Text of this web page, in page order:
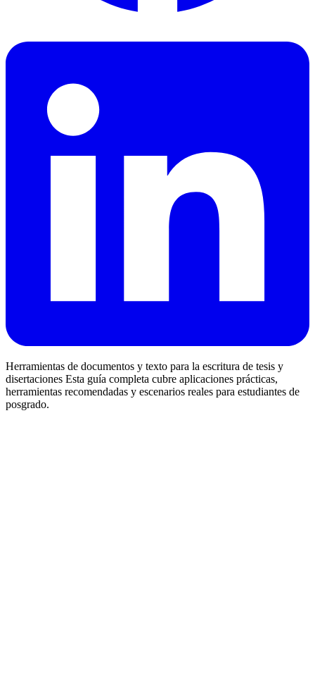
Herramientas de documentos y texto para la escritura de tesis y
disertaciones Esta guía completa cubre aplicaciones prácticas,
herramientas recomendadas y escenarios reales para estudiantes de
posgrado.